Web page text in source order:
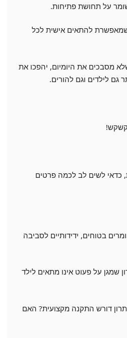
על תחושת פתיחות.
שמאפשרת להתאים אישית לכל
מסבכים את היומיום, יהפכו את
גם לילדים וגם להורים.
קשקש!
כדאי לשים לב לכמה פרטים
בטוחים, ידידותיים לסביבה
שמגן על פעוט אינו מתאים לילד
דורש התקנה מקצועית? האם